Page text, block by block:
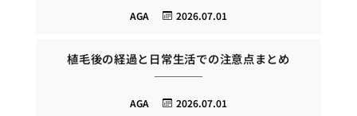
2026.07.01
AGA
植毛後の経過と日常生活での注意点まとめ
2026.07.01
AGA